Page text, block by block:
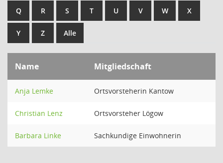
Q R S T U V W X
Y Z Alle
Name Mitgliedschaft
Anja Lemke Ortsvorsteherin Kantow
Christian Lenz Ortsvorsteher Lögow
Barbara Linke Sachkundige Einwohnerin